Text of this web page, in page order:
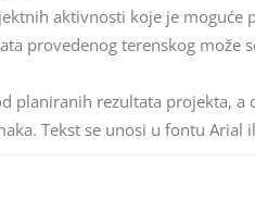
aktivnosti koje je moguće
provedenog terenskog može
planiranih rezultata projekta, a
Tekst se unosi u fontu Arial